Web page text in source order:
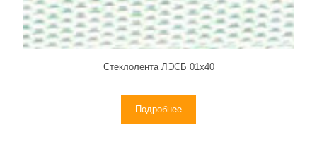
Стеклолента ЛЭСБ 01х40
Подробнее